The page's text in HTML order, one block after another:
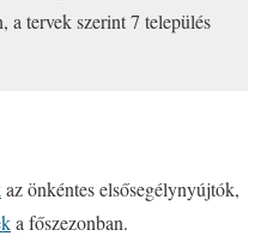
a tervek szerint 7 település
az önkéntes elsősegélynyújtók,
a főszezonban.